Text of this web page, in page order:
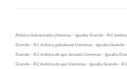
Bobina Galvanizada Usiminas – Iguaba Grande – RJ,
Grande – RJ, bobina galvalume Usiminas – Iguaba Grande
Grande – RJ, bobina de aço zincada Usiminas – Iguaba
Grande – RJ, bobina de aço Usiminas – Iguaba Grande –